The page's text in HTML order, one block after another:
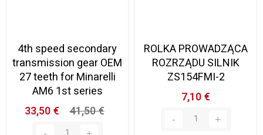
4th speed secondary
transmission gear OEM
27 teeth for Minarelli
AM6 1st series
33,50 €
41,50 €
ROLKA PROWADZĄCA
ROZRZĄDU SILNIK
ZS154FMI-2
7,10 €